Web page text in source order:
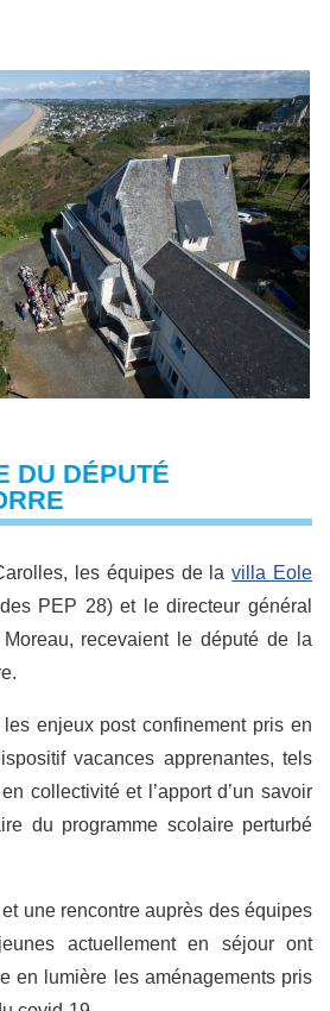
DU DÉPUTÉ
les équipes de lavilla Eole
PEP 28) et le directeur général
recevaient le député de la
les enjeux post confinement pris en
vacances apprenantes, tels
collectivité et l’apport d’un savoir
du programme scolaire perturbé
une rencontre auprès des équipes
actuellement en séjour ont
en lumière les aménagements pris